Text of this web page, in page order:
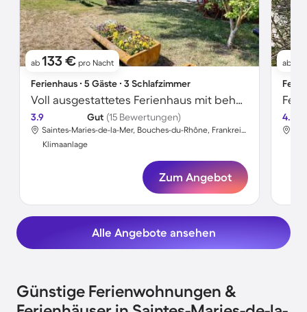
ab 133 € pro Nacht
Ferienhaus ∙ 5 Gäste ∙ 3 Schlafzimmer
Voll ausgestattetes Ferienhaus mit beheiztem Pool, Grill und Terrasse | Gartenblick
3.9 Gut (15 Bewertungen)
Saintes-Maries-de-la-Mer, Bouches-du-Rhône, Frankreich
Klimaanlage
Zum Angebot
ab
4.5
Alle Angebote ansehen
Günstige Ferienwohnungen &